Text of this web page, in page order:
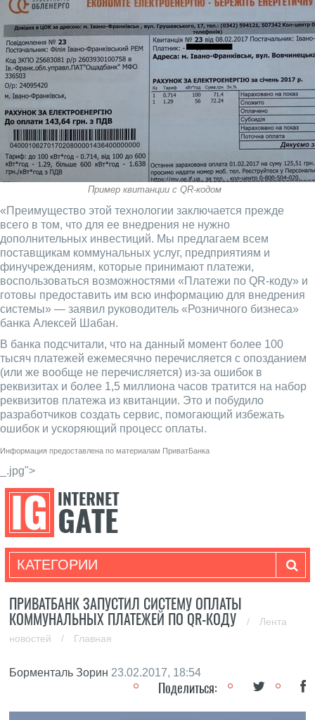
Пример квитанции с QR-кодом
«Преимущество этой технологии заключается прежде
всего в том, что для ее внедрения не нужно
дополнительных инвестиций. Мы предлагаем всем
поставщикам коммунальных услуг, предприятиям и
финучреждениям, которые принимают платежи,
воспользоваться возможностями «Платежи по QR-коду» и
готовы предоставить им всю информацию для внедрения
системы» — заявил руководитель «Розничного бизнеса»
банка Алексей Шабан.
В банка подсчитали, что на данный момент более 100
тысяч платежей ежемесячно перечисляется с опозданием
(или же вообще не перечисляется) из-за ошибок в
реквизитах и более 1,5 миллиона часов тратится на набор
реквизитов платежа из квитанции. Это и побудило
разработчиков создать сервис, помогающий избежать
ошибок и ускоряющий процесс оплаты.
Информация предоставлена по материалам ПриватБанка
_.jpg">
КАТЕГОРИИ
ПРИВАТБАНК ЗАПУСТИЛ СИСТЕМУ ОПЛАТЫ
КОММУНАЛЬНЫХ ПЛАТЕЖЕЙ ПО QR-КОДУ
/
Лента
новостей
/ Главная
Борменталь Зорин 23.02.2017, 18:54
Поделиться: